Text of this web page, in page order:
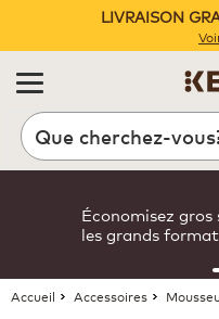
LIVRAISON
Recherche
Économisez gros
les grands
Accueil Accessoires